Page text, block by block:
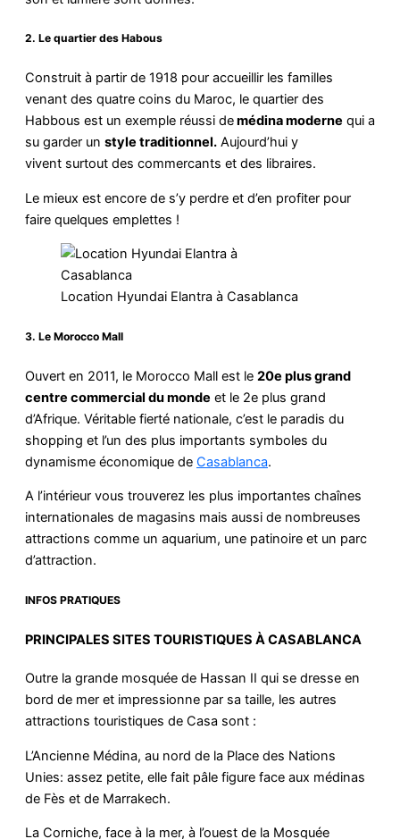
2. Le quartier des Habous
Construit à partir de 1918 pour accueillir les familles
venant des quatre coins du Maroc, le quartier des
Habbous est un exemple réussi demédina moderne qui a
su garder un style traditionnel. Aujourd’hui y
vivent surtout des commercants et des libraires.
Le mieux est encore de s’y perdre et d’en profiter pour
faire quelques emplettes !
Location Hyundai Elantra à Casablanca
3. Le Morocco Mall
Ouvert en 2011, le Morocco Mall est le 20e plus grand
centre commercial du monde et le 2e plus grand
d’Afrique. Véritable fierté nationale, c’est le paradis du
shopping et l’un des plus importants symboles du
dynamisme économique de Casablanca.
A l’intérieur vous trouverez les plus importantes chaînes
internationales de magasins mais aussi de nombreuses
attractions comme un aquarium, une patinoire et un parc
d’attraction.
INFOS PRATIQUES
PRINCIPALES SITES TOURISTIQUES À CASABLANCA
Outre la grande mosquée de Hassan II qui se dresse en
bord de mer et impressionne par sa taille, les autres
attractions touristiques de Casa sont :
L’Ancienne Médina, au nord de la Place des Nations
Unies: assez petite, elle fait pâle figure face aux médinas
de Fès et de Marrakech.
La Corniche, face à la mer, à l’ouest de la Mosquée